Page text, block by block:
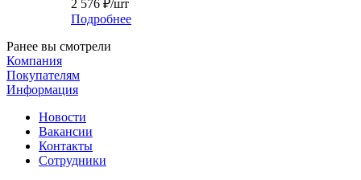
2 576 ₽/шт
Подробнее
Ранее вы смотрели
Компания
Покупателям
Информация
Новости
Вакансии
Контакты
Сотрудники